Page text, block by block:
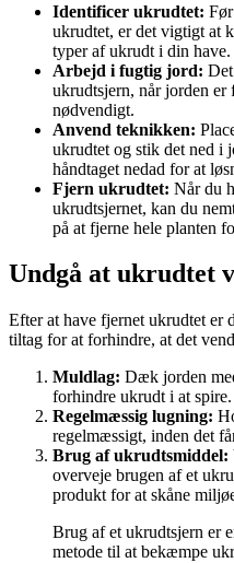
Identificer ukrudtet:
ukrudtet, er det vigtigt at
typer af ukrudt i din have.
Arbejd i fugtig jord:
ukrudtsjern, når jorden
nødvendigt.
Anvend teknikken:
ukrudtet og stik det ned i
håndtaget nedad for at
Fjern ukrudtet: Når du
ukrudtsjernet, kan du
på at fjerne hele planten
Undgå at ukrudtet
Efter at have fjernet ukrudtet er
tiltag for at forhindre, at det
Muldlag: Dæk jorden
forhindre ukrudt i at spire.
Regelmæssig lugning:
regelmæssigt, inden det
Brug af ukrudtsmiddel:
overveje brugen af et
produkt for at skåne
Brug af et ukrudtsjern er
metode til at bekæmpe